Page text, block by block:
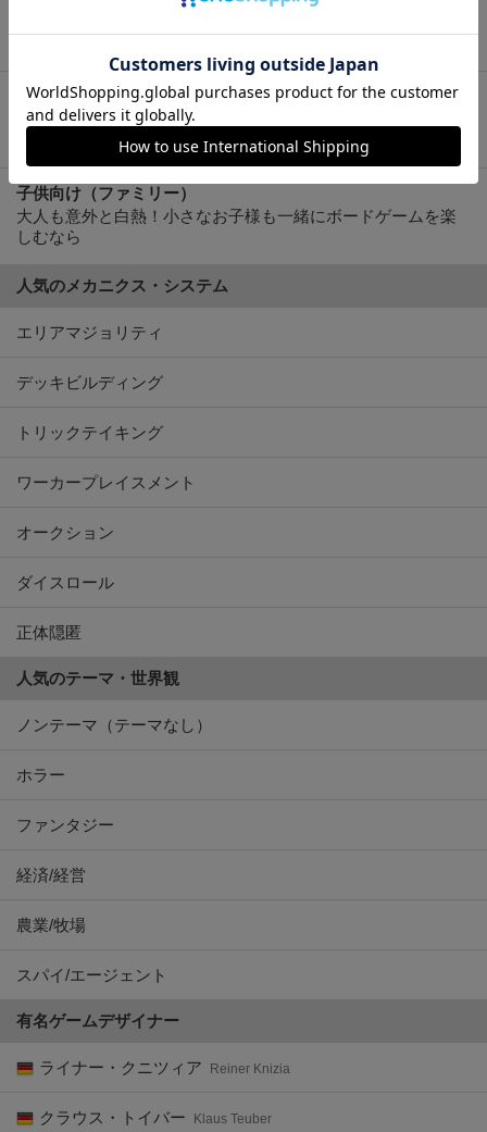
カードゲーム
見た目も楽しいカードを中心にゲームが進行。持ち運びに便
利な小箱が多め。
子供向け（ファミリー）
大人も意外と白熱！小さなお子様も一緒にボードゲームを楽
しむなら
人気のメカニクス・システム
エリアマジョリティ
デッキビルディング
トリックテイキング
ワーカープレイスメント
オークション
ダイスロール
正体隠匿
人気のテーマ・世界観
ノンテーマ（テーマなし）
ホラー
ファンタジー
経済/経営
農業/牧場
スパイ/エージェント
有名ゲームデザイナー
ライナー・クニツィア Reiner Knizia
クラウス・トイバー Klaus Teuber